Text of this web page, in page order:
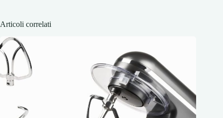
Articoli correlati